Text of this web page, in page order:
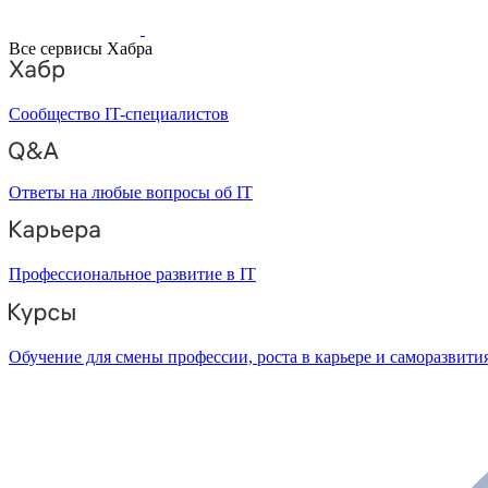
Все сервисы Хабра
Сообщество IT-специалистов
Ответы на любые вопросы об IT
Профессиональное развитие в IT
Обучение для смены профессии, роста в карьере и